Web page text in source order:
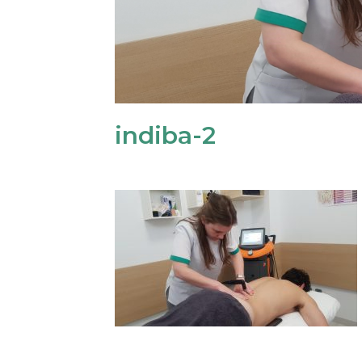
indiba-2